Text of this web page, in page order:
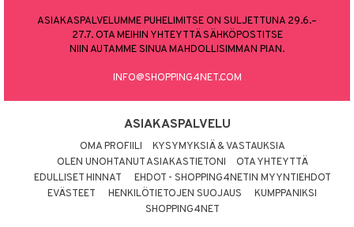
ASIAKASPALVELUMME PUHELIMITSE ON SULJETTUNA 29.6.–
27.7. OTA MEIHIN YHTEYTTÄ SÄHKÖPOSTITSE
NIIN AUTAMME SINUA MAHDOLLISIMMAN PIAN.
INFO@SHOPPING4NET.COM
ASIAKASPALVELU
OMA PROFIILI
KYSYMYKSIÄ & VASTAUKSIA
OLEN UNOHTANUT ASIAKASTIETONI
OTA YHTEYTTÄ
EDULLISET HINNAT
EHDOT - SHOPPING4NETIN MYYNTIEHDOT
EVÄSTEET
HENKILÖTIETOJEN SUOJAUS
KUMPPANIKSI
SHOPPING4NET